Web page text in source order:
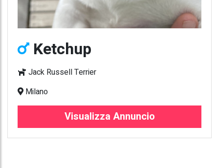
Ketchup
Jack Russell Terrier
Milano
Visualizza Annuncio